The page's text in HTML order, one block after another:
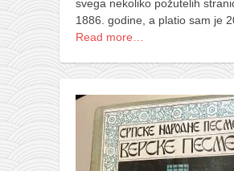
Okinava karate
najnovije na blogu
istorija karatea
bubishi
kihon
svega nekoliko požutelih
1886. godine, a platio sam je
Read more…